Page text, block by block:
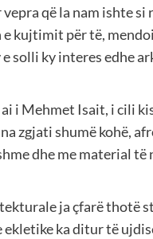
që la nam ishte si
kujtimit për të,
solli ky interes edhe
i Mehmet Isait, i cili
zgjati shumë kohë,
dhe me material të
ja çfarë thotë
ekletike ka ditur të